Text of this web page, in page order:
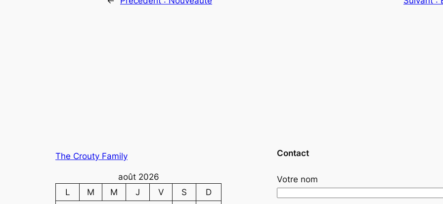
The Crouty Family
août 2026
L
M M J V S
D
Contact
Votre nom